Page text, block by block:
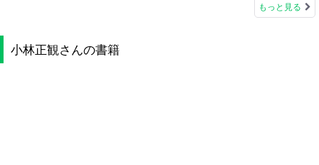
もっと見る
小林正観さんの書籍